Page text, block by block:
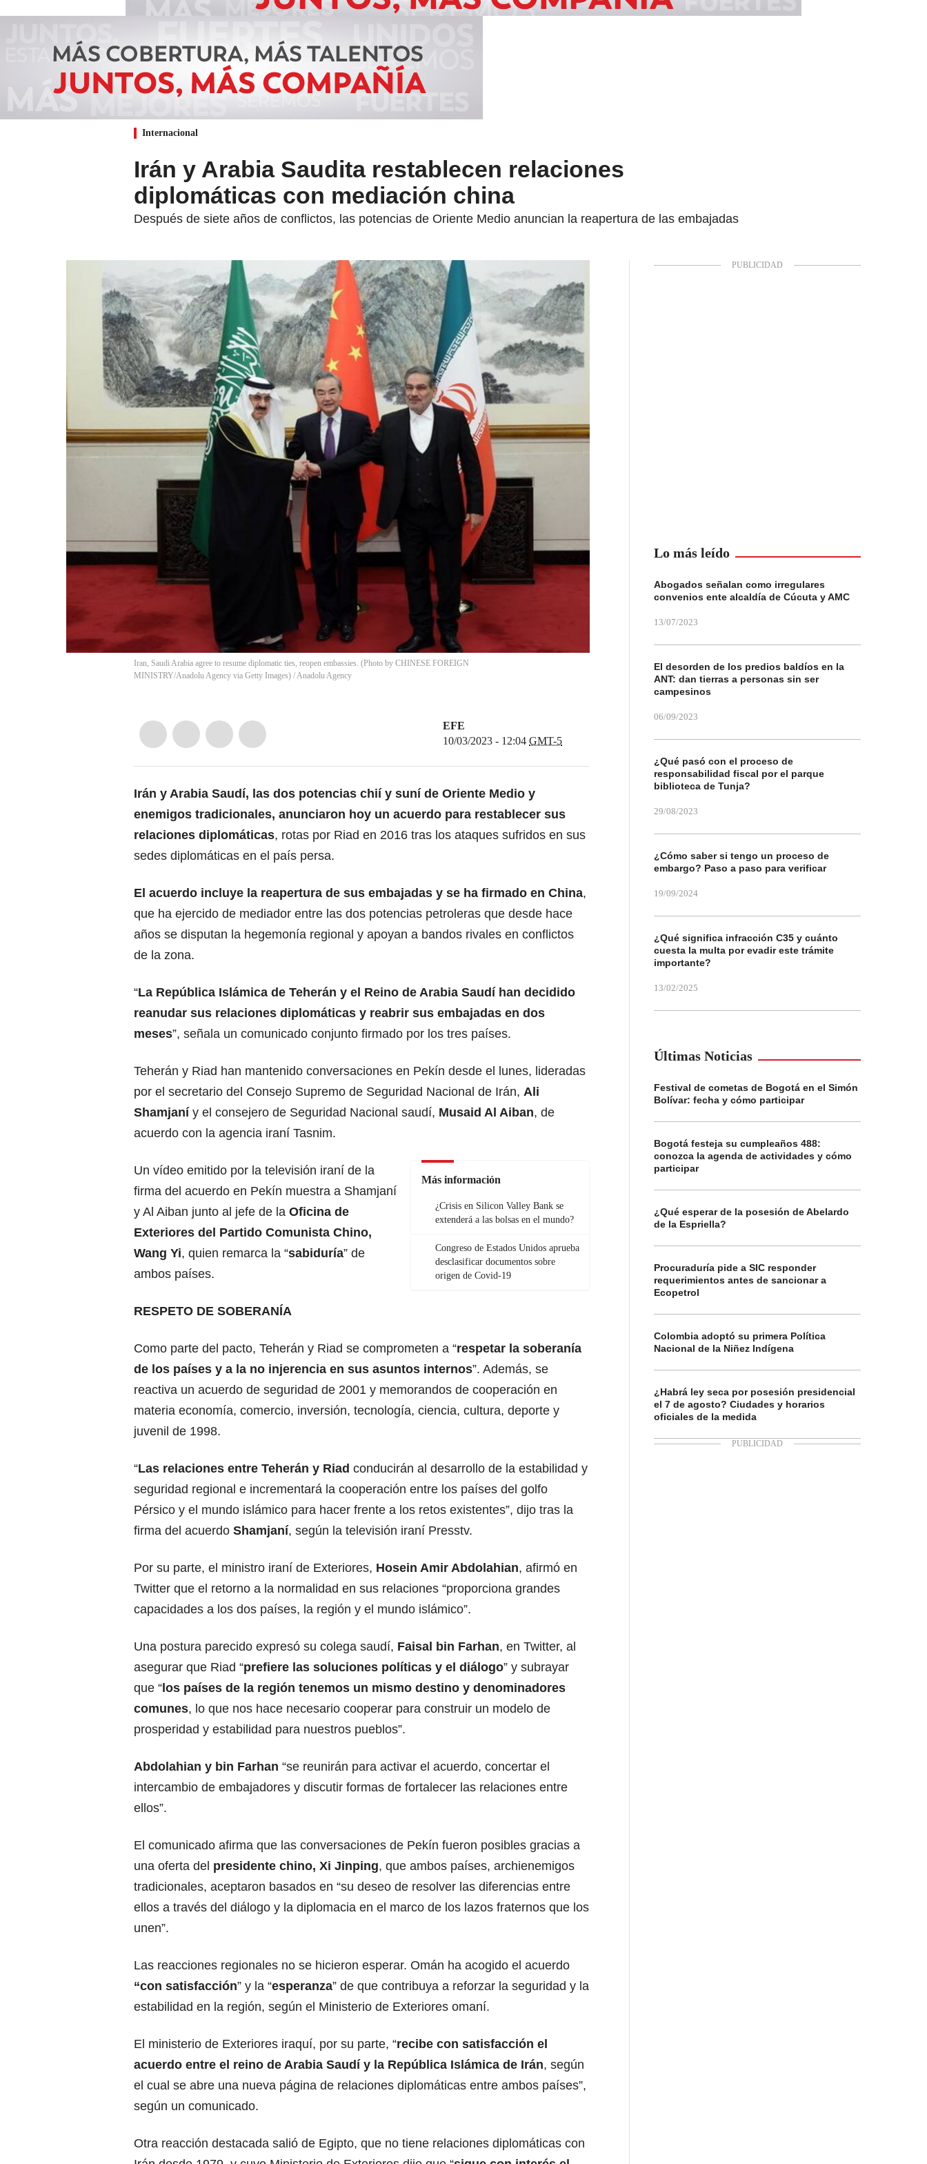
Internacional
Irán y Arabia Saudita restablecen relaciones
diplomáticas con mediación china
Después de siete años de conflictos, las potencias de Oriente Medio anuncian la reapertura de las embajadas
Iran, Saudi Arabia agree to resume diplomatic ties, reopen embassies. (Photo by CHINESE FOREIGN
MINISTRY/Anadolu Agency via Getty Images) /Anadolu Agency
EFE
10/03/2023 - 12:04 GMT-5
Irán y Arabia Saudí, las dos potencias chií y suní de Oriente Medio y
enemigos tradicionales, anunciaron hoy un acuerdo para restablecer sus
relaciones diplomáticas, rotas por Riad en 2016 tras los ataques sufridos en sus
sedes diplomáticas en el país persa.
El acuerdo incluye la reapertura de sus embajadas y se ha firmado en China,
que ha ejercido de mediador entre las dos potencias petroleras que desde hace
años se disputan la hegemonía regional y apoyan a bandos rivales en conflictos
de la zona.
“La República Islámica de Teherán y el Reino de Arabia Saudí han decidido
reanudar sus relaciones diplomáticas y reabrir sus embajadas en dos
meses”, señala un comunicado conjunto firmado por los tres países.
Teherán y Riad han mantenido conversaciones en Pekín desde el lunes, lideradas
por el secretario del Consejo Supremo de Seguridad Nacional de Irán, Ali
Shamjaní y el consejero de Seguridad Nacional saudí, Musaid Al Aiban, de
acuerdo con la agencia iraní Tasnim.
Más información
¿Crisis en Silicon Valley Bank se
extenderá a las bolsas en el mundo?
Congreso de Estados Unidos aprueba
desclasificar documentos sobre
origen de Covid-19
Un vídeo emitido por la televisión iraní de la
firma del acuerdo en Pekín muestra a Shamjaní
y Al Aiban junto al jefe de la Oficina de
Exteriores del Partido Comunista Chino,
Wang Yi, quien remarca la “sabiduría” de
ambos países.
RESPETO DE SOBERANÍA
Como parte del pacto, Teherán y Riad se comprometen a “respetar la soberanía
de los países y a la no injerencia en sus asuntos internos”. Además, se
reactiva un acuerdo de seguridad de 2001 y memorandos de cooperación en
materia economía, comercio, inversión, tecnología, ciencia, cultura, deporte y
juvenil de 1998.
“Las relaciones entre Teherán y Riad conducirán al desarrollo de la estabilidad y
seguridad regional e incrementará la cooperación entre los países del golfo
Pérsico y el mundo islámico para hacer frente a los retos existentes”, dijo tras la
firma del acuerdo Shamjaní, según la televisión iraní Presstv.
Por su parte, el ministro iraní de Exteriores, Hosein Amir Abdolahian, afirmó en
Twitter que el retorno a la normalidad en sus relaciones “proporciona grandes
capacidades a los dos países, la región y el mundo islámico”.
Una postura parecido expresó su colega saudí, Faisal bin Farhan, en Twitter, al
asegurar que Riad “prefiere las soluciones políticas y el diálogo” y subrayar
que “ los países de la región tenemos un mismo destino y denominadores
comunes, lo que nos hace necesario cooperar para construir un modelo de
prosperidad y estabilidad para nuestros pueblos”.
Abdolahian y bin Farhan “se reunirán para activar el acuerdo, concertar el
intercambio de embajadores y discutir formas de fortalecer las relaciones entre
ellos”.
El comunicado afirma que las conversaciones de Pekín fueron posibles gracias a
una oferta del presidente chino, Xi Jinping, que ambos países, archienemigos
tradicionales, aceptaron basados en “su deseo de resolver las diferencias entre
ellos a través del diálogo y la diplomacia en el marco de los lazos fraternos que los
unen”.
Las reacciones regionales no se hicieron esperar. Omán ha acogido el acuerdo
“con satisfacción” y la “esperanza” de que contribuya a reforzar la seguridad y la
estabilidad en la región, según el Ministerio de Exteriores omaní.
El ministerio de Exteriores iraquí, por su parte, “recibe con satisfacción el
acuerdo entre el reino de Arabia Saudí y la República Islámica de Irán, según
el cual se abre una nueva página de relaciones diplomáticas entre ambos países”,
según un comunicado.
Otra reacción destacada salió de Egipto, que no tiene relaciones diplomáticas con
Lo más leído
Abogados señalan como irregulares
convenios ente alcaldía de Cúcuta y AMC
13/07/2023
El desorden de los predios baldíos en la
ANT: dan tierras a personas sin ser
campesinos
06/09/2023
¿Qué pasó con el proceso de
responsabilidad fiscal por el parque
biblioteca de Tunja?
29/08/2023
¿Cómo saber si tengo un proceso de
embargo? Paso a paso para verificar
19/09/2024
¿Qué significa infracción C35 y cuánto
cuesta la multa por evadir este trámite
importante?
13/02/2025
Últimas Noticias
Festival de cometas de Bogotá en el Simón
Bolívar: fecha y cómo participar
Bogotá festeja su cumpleaños 488:
conozca la agenda de actividades y cómo
participar
¿Qué esperar de la posesión de Abelardo
de la Espriella?
Procuraduría pide a SIC responder
requerimientos antes de sancionar a
Ecopetrol
Colombia adoptó su primera Política
Nacional de la Niñez Indígena
¿Habrá ley seca por posesión presidencial
el 7 de agosto? Ciudades y horarios
oficiales de la medida